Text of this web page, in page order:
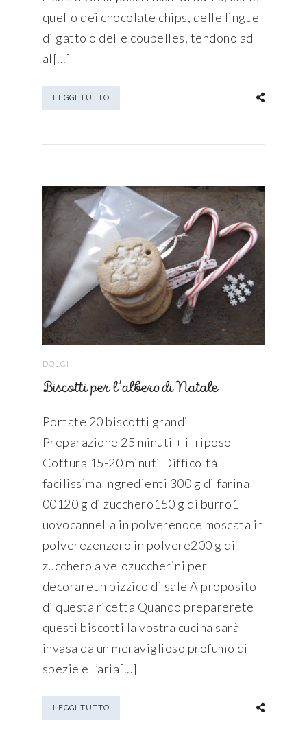
quello dei chocolate chips, delle lingue
di gatto o delle coupelles, tendono ad
al[...]
LEGGI TUTTO
DOLCI
Biscotti per l’albero di Natale
Portate 20 biscotti grandi
Preparazione 25 minuti + il riposo
Cottura 15-20 minuti Difficoltà
facilissima Ingredienti 300 g di farina
00120 g di zucchero150 g di burro1
uovocannella in polverenoce moscata in
polverezenzero in polvere200 g di
zucchero a velozuccherini per
decorareun pizzico di sale A proposito
di questa ricetta Quando preparerete
questi biscotti la vostra cucina sarà
invasa da un meraviglioso profumo di
spezie e l’aria[...]
LEGGI TUTTO